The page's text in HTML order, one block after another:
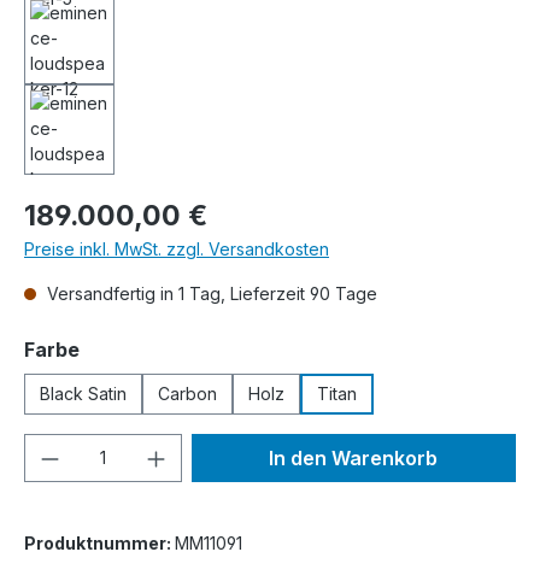
Regulärer Preis:
189.000,00 €
Preise inkl. MwSt. zzgl. Versandkosten
Versandfertig in 1 Tag, Lieferzeit 90 Tage
Farbeauswählen
Black Satin Carbon Holz Titan
Produkt Anzahl: Gib denIn den Warenkorb
Produktnummer: MM11091